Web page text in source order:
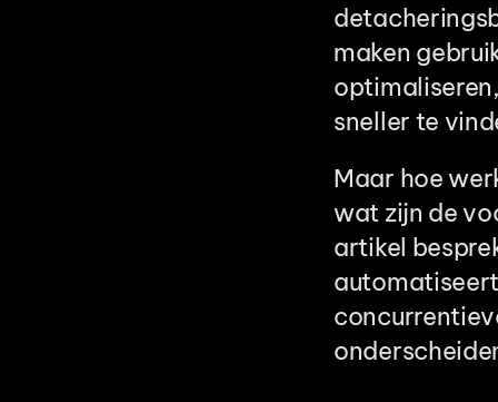
maken
sneller te
Maar hoe
wat zijn de
artikel